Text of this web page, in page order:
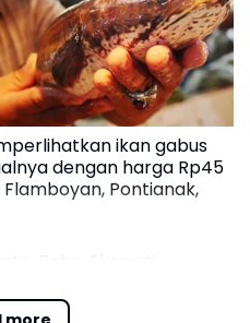
ikan gabus
dengan harga Rp45
Pontianak,
bagi anak-